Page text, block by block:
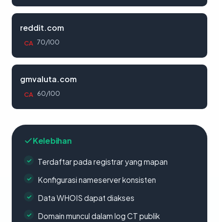
reddit.com
CA 70/100
gmvaluta.com
CA 60/100
Kelebihan
Terdaftar pada registrar yang mapan
Konfigurasi nameserver konsisten
Data WHOIS dapat diakses
Domain muncul dalam log CT publik